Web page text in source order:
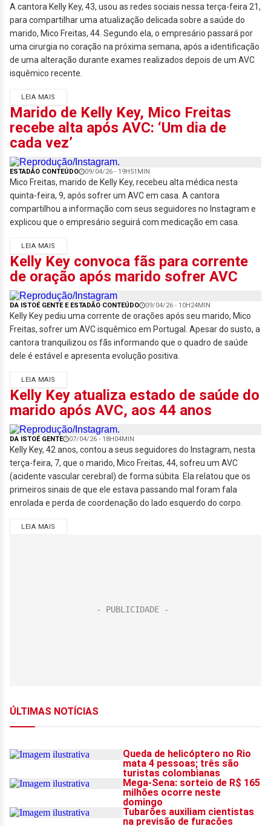
A cantora Kelly Key, 43, usou as redes sociais nessa terça-feira 21,
para compartilhar uma atualização delicada sobre a saúde do
marido, Mico Freitas, 44. Segundo ela, o empresário passará por
uma cirurgia no coração na próxima semana, após a identificação
de uma alteração durante exames realizados depois de um AVC
isquêmico recente.
LEIA MAIS
Marido de Kelly Key, Mico Freitas
recebe alta após AVC: ‘Um dia de
cada vez’
ESTADÃO CONTEÚDO 09/04/26 - 19H51MIN
Mico Freitas, marido de Kelly Key, recebeu alta médica nesta
quinta-feira, 9, após sofrer um AVC em casa. A cantora
compartilhou a informação com seus seguidores no Instagram e
explicou que o empresário seguirá com medicação em casa.
LEIA MAIS
Kelly Key convoca fãs para corrente
de oração após marido sofrer AVC
DA ISTOÉ GENTE E ESTADÃO CONTEÚDO 09/04/26 - 10H24MIN
Kelly Key pediu uma corrente de orações após seu marido, Mico
Freitas, sofrer um AVC isquêmico em Portugal. Apesar do susto, a
cantora tranquilizou os fãs informando que o quadro de saúde
dele é estável e apresenta evolução positiva.
LEIA MAIS
Kelly Key atualiza estado de saúde do
marido após AVC, aos 44 anos
DA ISTOÉ GENTE 07/04/26 - 18H04MIN
Kelly Key, 42 anos, contou a seus seguidores do Instagram, nesta
terça-feira, 7, que o marido, Mico Freitas, 44, sofreu um AVC
(acidente vascular cerebral) de forma súbita. Ela relatou que os
primeiros sinais de que ele estava passando mal foram fala
enrolada e perda de coordenação do lado esquerdo do corpo.
LEIA MAIS